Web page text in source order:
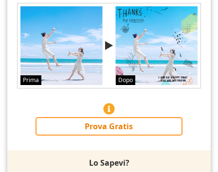
Prima Dopo
Prova Gratis
Lo Sapevi?